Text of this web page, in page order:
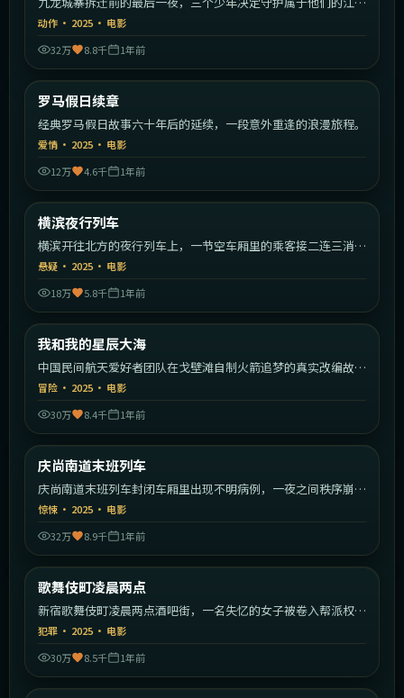
湖。
动作 · 2025 · 电影
32万
8.8千 1年前
最新
罗马假日续章
经典罗马假日故事六十年后的延续，一段意外重逢的浪漫旅程。
爱情 · 2025 · 电影
12万
4.6千 1年前
最新
横滨夜行列车
横滨开往北方的夜行列车上，一节空车厢里的乘客接二连三消
失。
悬疑 · 2025 · 电影
18万
5.8千 1年前
最新
我和我的星辰大海
中国民间航天爱好者团队在戈壁滩自制火箭追梦的真实改编故
事。
冒险 · 2025 · 电影
30万
8.4千 1年前
最新
庆尚南道末班列车
庆尚南道末班列车封闭车厢里出现不明病例，一夜之间秩序崩
塌。
惊悚 · 2025 · 电影
32万
8.9千 1年前
最新
歌舞伎町凌晨两点
新宿歌舞伎町凌晨两点酒吧街，一名失忆的女子被卷入帮派权力
斗争。
犯罪 · 2025 · 电影
30万
8.5千 1年前